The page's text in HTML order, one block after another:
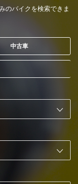
のバイクを検索できま
中古車